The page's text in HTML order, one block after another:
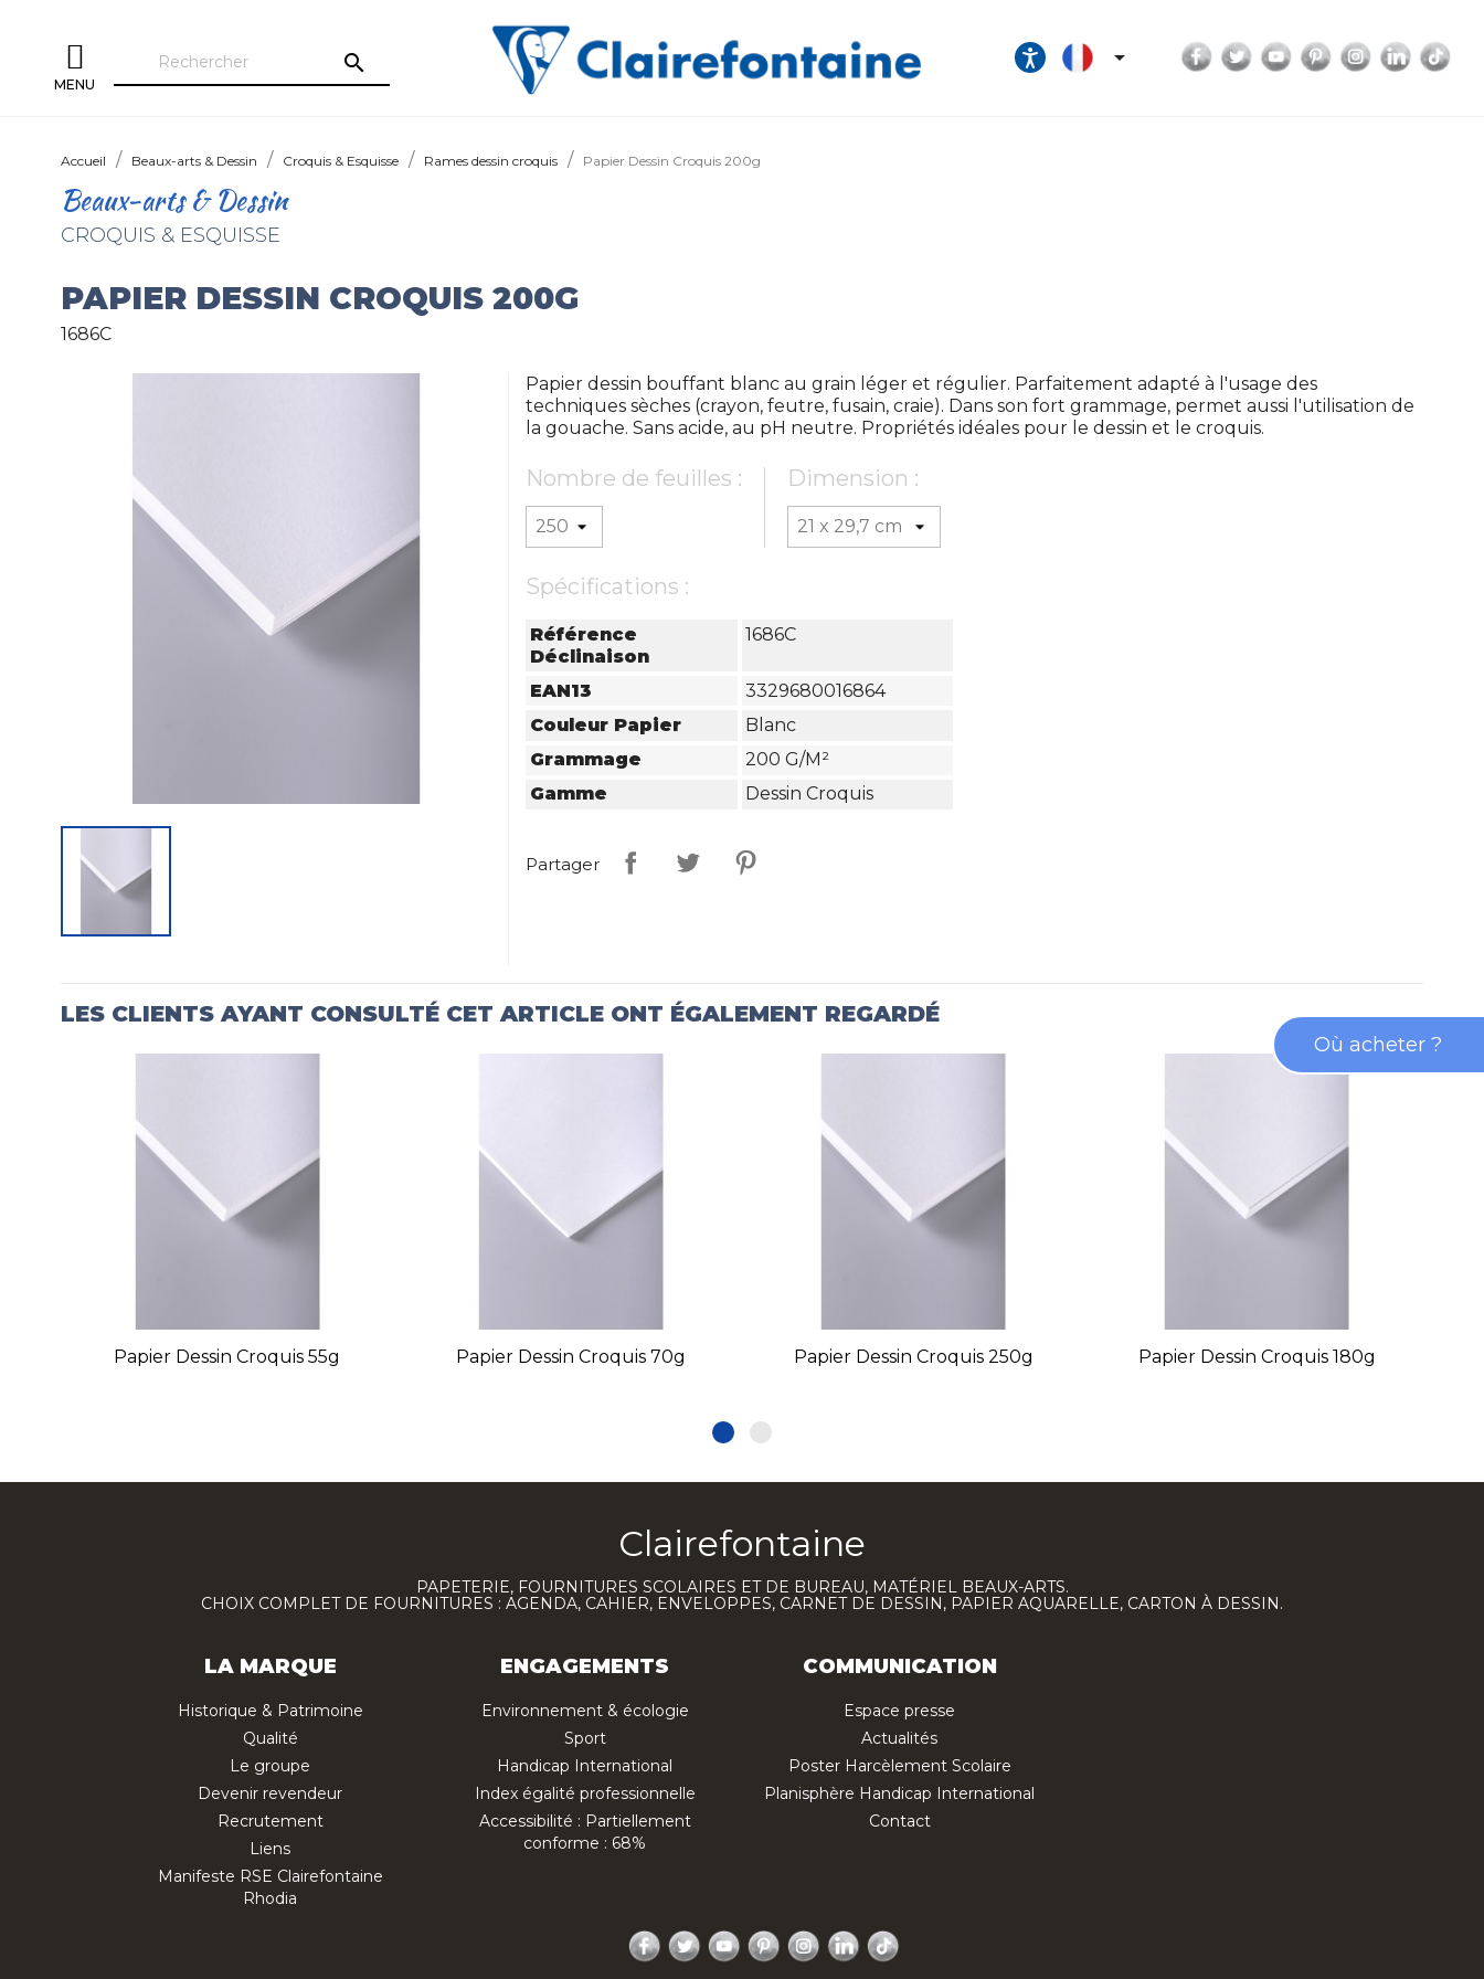
MENU
search  Facebook
TwitterYouTubePinterestInstagram
Accueil Beaux-arts & Dessin Croquis & Esquisse Rames dessin croquis Papier Dessin Croquis 200g
Beaux-arts & Dessin
CROQUIS & ESQUISSE
PAPIER DESSIN CROQUIS 200G
1686C
Papier dessin bouffant blanc au grain léger et régulier. Parfaitement adapté à l'usage des
techniques sèches (crayon, feutre, fusain, craie). Dans son fort grammage, permet aussi l'utilisation de
la gouache. Sans acide, au pH neutre. Propriétés idéales pour le dessin et le croquis.
Nombre de feuilles : Dimension :
Spécifications :
Référence
Déclinaison
1686C
EAN13
3329680016864
Couleur Papier
Blanc
Grammage
200 G/m²
Gamme
Dessin Croquis
Partager
LES CLIENTS AYANT CONSULTÉ CET ARTICLE ONT ÉGALEMENT REGARDÉ
Papier Dessin Croquis 55g Papier Dessin Croquis 70g Papier Dessin Croquis 250g Papier Dessin Croquis 180g
Clairefontaine
PAPETERIE, FOURNITURES SCOLAIRES ET DE BUREAU, MATÉRIEL BEAUX-ARTS.
CHOIX COMPLET DE FOURNITURES : AGENDA, CAHIER, ENVELOPPES, CARNET DE DESSIN, PAPIER AQUARELLE, CARTON À DESSIN.
LA MARQUE
Historique & Patrimoine
Qualité
Le groupe
Devenir revendeur
Recrutement
Liens
Manifeste RSE Clairefontaine
Rhodia
ENGAGEMENTS
Environnement & écologie
Sport
Handicap International
Index égalité professionnelle
Accessibilité : Partiellement
conforme : 68%
COMMUNICATION
Espace presse
Actualités
Poster Harcèlement Scolaire
Planisphère Handicap International
Contact
Facebook
TwitterYouTubePinterestInstagram
LinkedIn
Où acheter ?